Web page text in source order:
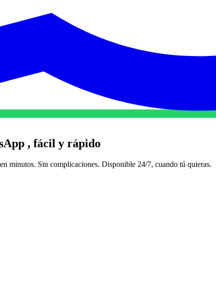
, fácil y rápido
minutos. Sin complicaciones. Disponible 24/7, cuando tú quieras.